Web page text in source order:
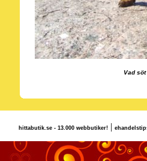
Vad söt
hittabutik.se - 13.000 webbutiker!|
& Lollo